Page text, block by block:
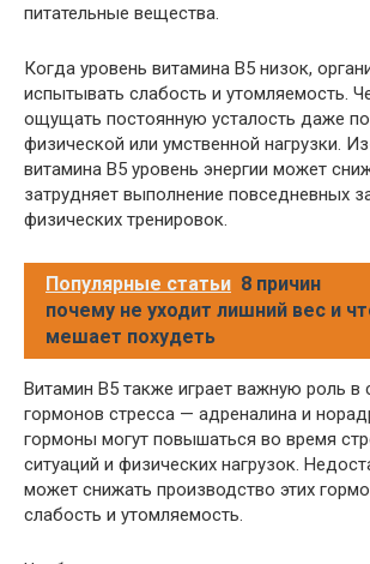
питательные вещества.
Когда уровень витамина B5 низок,
испытывать слабость и утомляемость.
ощущать постоянную усталость даже
физической или умственной нагрузки.
витамина B5 уровень энергии может
затрудняет выполнение повседневных
физических тренировок.
Популярные статьи 8 причин
почему не уходит лишний вес и
мешает похудеть
Витамин B5 также играет важную роль в
гормонов стресса — адреналина и
гормоны могут повышаться во время
ситуаций и физических нагрузок.
может снижать производство этих
слабость и утомляемость.